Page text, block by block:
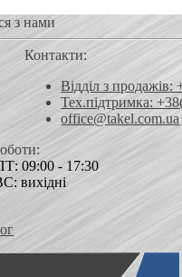
з нами
Контакти:
Відділ з
Тех.підтримка:
office@takel.com.ua
09:00 - 17:30
вихідні